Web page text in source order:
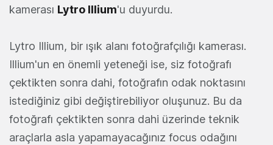
kamerası Lytro Illium'u duyurdu.
Lytro Illium, bir ışık alanı fotoğrafçılığı kamerası.
Illium'un en önemli yeteneği ise, siz fotoğrafı
çektikten sonra dahi, fotoğrafın odak noktasını
istediğiniz gibi değiştirebiliyor oluşunuz. Bu da
fotoğrafı çektikten sonra dahi üzerinde teknik
araçlarla asla yapamayacağınız focus odağını